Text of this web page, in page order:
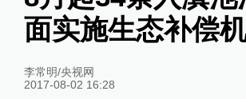
面实施生态补偿
李常明/央视网
2017-08-02 16:28